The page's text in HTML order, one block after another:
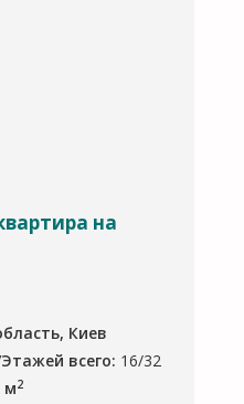
на
Киев
всего: 16/32
м2